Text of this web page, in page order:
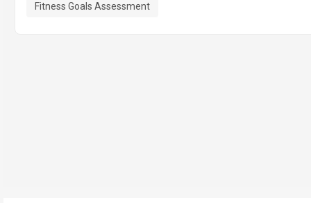
Fitness Goals Assessment